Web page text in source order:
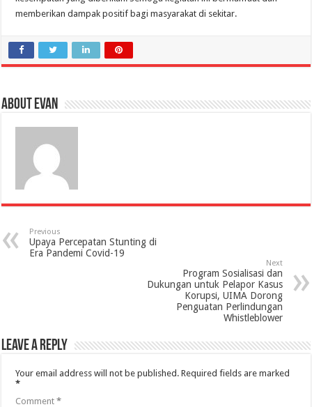
memberikan dampak positif bagi masyarakat di sekitar.
About evan
Previous
Upaya Percepatan Stunting di
Era Pandemi Covid-19
Next
Program Sosialisasi dan
Dukungan untuk Pelapor Kasus
Korupsi, UIMA Dorong
Penguatan Perlindungan
Whistleblower
Leave a Reply
Your email address will not be published. Required fields are marked
*
Comment*